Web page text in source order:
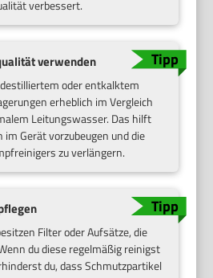
verbessert.
verwenden
oder entkalktem
erheblich im Vergleich
Leitungswasser. Das hilft
im Gerät vorzubeugen und die
zu verlängern.
Filter oder Aufsätze, die
du diese regelmäßig reinigst
du, dass Schmutzpartikel